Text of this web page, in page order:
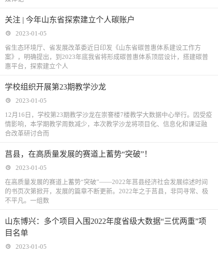
关注 | 今年山东省探索建立个人碳账户
2023-01-05
省生态环境厅、省发展改革委近日印发《山东省碳普惠体系建设工作方
案》，明确提出，到2023年底我省将形成碳普惠体系顶层设计，搭建碳普
惠平台，探索建立个人
学校组织开展第23期教学沙龙
2023-01-05
12月16日，学校第23期教学沙龙在崇謇楼7楼教学大数据中心举行。因受疫
情影响，本学期教学周数减少，本次教学沙龙将项目化、信息化和课证融
合改革研讨合而
莒县，在高质量发展的赛道上蓄势“突破”！
2023-01-05
在高质量发展的赛道上蓄势“突破”——2022年莒县经济社会发展综述时间
的书页次第掀开，发展的篇章不断更新。2022年之于莒县，非同寻常、极
不平凡。一组数
山东博兴：多个项目入围2022年度省级大数据“三优两重”项
目名单
2023-01-05